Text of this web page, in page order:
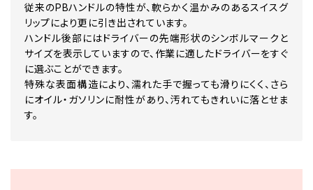
従来のPBハンドルの特性が、軟らかく温かみのあるスイスグ
リップにより更に引き出されています。
ハンドル後部にはドライバーの先端形状のシンボルマークと
サイズを表示していますので、作業に適したドライバーをすぐ
に選ぶことができます。
特殊な表面構造により、濡れた手で握っても滑りにくく、さら
にオイル・ガソリンに耐性があり、汚れてもきれいに落とせま
す。